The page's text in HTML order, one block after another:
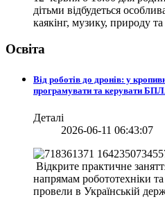
дітьми відбудеться
каякінг, музику, природу та
Освіта
Від роботів до дронів: у
програмувати та керувати
Деталі
2026-06-11 06:43:07
Відкрите практичне
напрямам робототехніки
провели в Українській